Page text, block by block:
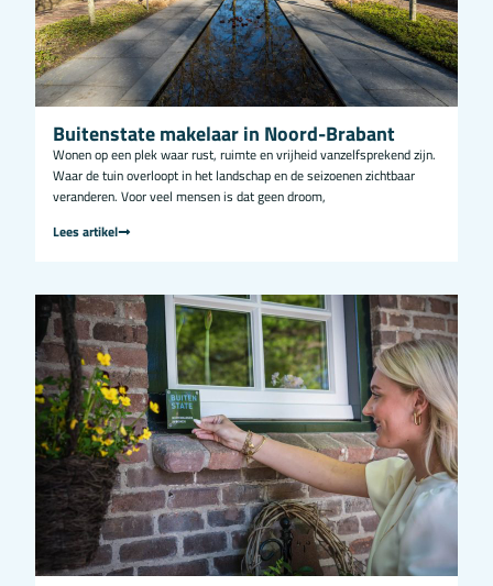
Buitenstate makelaar in Noord-Brabant
Wonen op een plek waar rust, ruimte en vrijheid vanzelfsprekend zijn.
Waar de tuin overloopt in het landschap en de seizoenen zichtbaar
veranderen. Voor veel mensen is dat geen droom,
Lees artikel